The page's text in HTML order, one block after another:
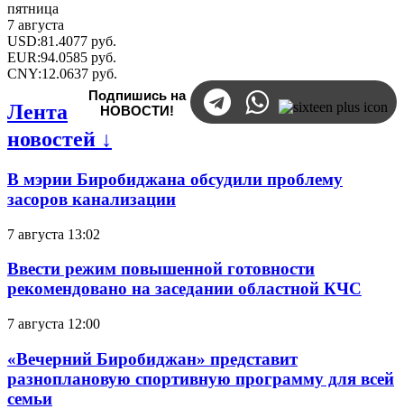
пятница
7 августа
USD:81.4077 руб.
EUR:94.0585 руб.
CNY:12.0637 руб.
Подпишись на
НОВОСТИ!
Лента
новостей ↓
В мэрии Биробиджана обсудили проблему
засоров канализации
7 августа 13:02
Ввести режим повышенной готовности
рекомендовано на заседании областной КЧС
7 августа 12:00
«Вечерний Биробиджан» представит
разноплановую спортивную программу для всей
семьи